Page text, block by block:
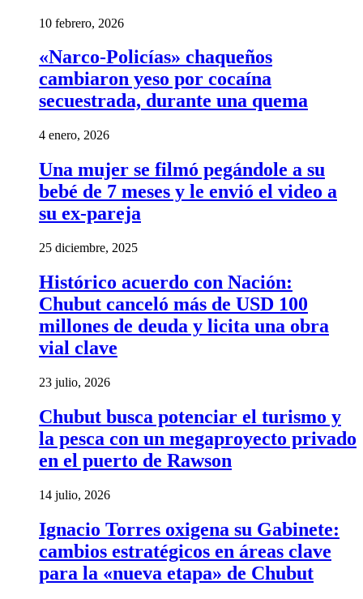
10 febrero, 2026
«Narco-Policías» chaqueños
cambiaron yeso por cocaína
secuestrada, durante una quema
4 enero, 2026
Una mujer se filmó pegándole a su
bebé de 7 meses y le envió el video a
su ex-pareja
25 diciembre, 2025
Histórico acuerdo con Nación:
Chubut canceló más de USD 100
millones de deuda y licita una obra
vial clave
23 julio, 2026
Chubut busca potenciar el turismo y
la pesca con un megaproyecto privado
en el puerto de Rawson
14 julio, 2026
Ignacio Torres oxigena su Gabinete:
cambios estratégicos en áreas clave
para la «nueva etapa» de Chubut